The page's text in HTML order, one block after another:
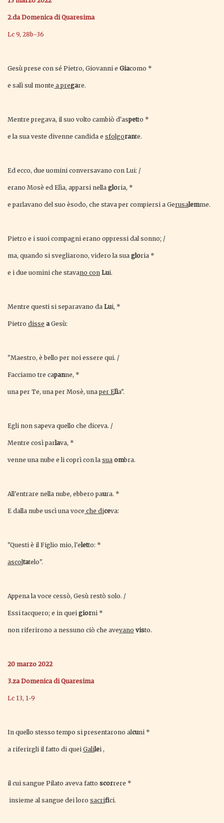
2.da Domenica di Quaresima
Lc 9, 28b-36
Gesù prese con sé Pietro, Giovanni e Giacomo *
e salì sul monte a pregare.
Mentre pregava, il suo volto cambiò d'aspetto *
e la sua veste divenne candida e sfolgorante.
Ed ecco, due uomini conversavano con Lui: /
erano Mosè ed Elìa, apparsi nella gloria, *
e parlavano del suo èsodo, che stava per compiersi a Gerusalemme.
Pietro e i suoi compagni erano oppressi dal sonno; /
ma, quando si svegliarono, videro la sua gloria *
e i due uomini che stavano con Lui.
Mentre questi si separavano da Lui, *
Pietro disse a Gesù:
"Maestro, è bello per noi essere qui. /
Facciamo tre capanne, *
una per Te, una per Mosè, una per Elìa".
Egli non sapeva quello che diceva. /
Mentre così parlava, *
venne una nube e li coprì con la sua ombra.
All'entrare nella nube, ebbero paura. *
E dalla nube uscì una voce che diceva:
"Questi è il Figlio mio, l'eletto: *
ascoltatelo".
Appena la voce cessò, Gesù restò solo. /
Essi tacquero; e in quei giorni *
non riferirono a nessuno ciò che avevano visto.
20 marzo 2022
3.za Domenica di Quaresima
Lc 13, 1-9
In quello stesso tempo si presentarono alcuni *
a riferirgli il fatto di quei Galilei ,
il cui sangue Pilato aveva fatto scorrere *
insieme al sangue dei loro sacrifici.